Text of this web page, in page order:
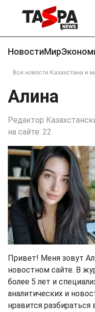
НовостиМир
Все новости Казахстана и
Алина
Редактор
на сайте: 22
Привет! Меня зовут
новостном сайте. В
более 5 лет и
аналитических и
нравится